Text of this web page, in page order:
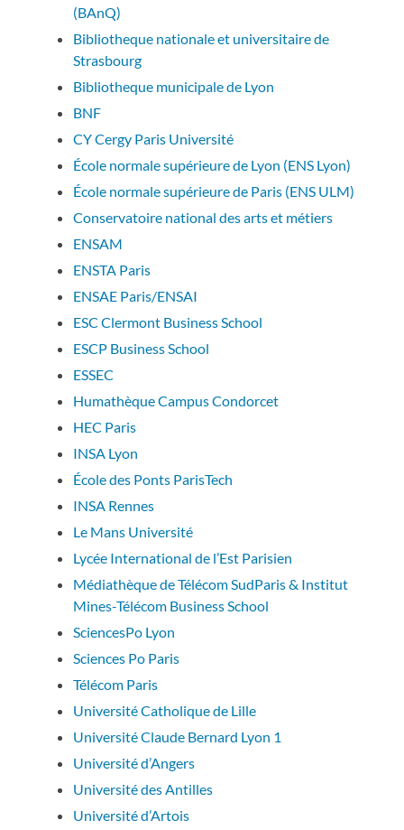
(BAnQ)
Bibliotheque nationale et universitaire de
Strasbourg
Bibliotheque municipale de Lyon
BNF
CY Cergy Paris Université
École normale supérieure de Lyon (ENS Lyon)
École normale supérieure de Paris (ENS ULM)
Conservatoire national des arts et métiers
ENSAM
ENSTA Paris
ENSAE Paris/ENSAI
ESC Clermont Business School
ESCP Business School
ESSEC
Humathèque Campus Condorcet
HEC Paris
INSA Lyon
École des Ponts ParisTech
INSA Rennes
Le Mans Université
Lycée International de l’Est Parisien
Médiathèque de Télécom SudParis & Institut
Mines-Télécom Business School
SciencesPo Lyon
Sciences Po Paris
Télécom Paris
Université Catholique de Lille
Université Claude Bernard Lyon 1
Université d’Angers
Université des Antilles
Université d’Artois